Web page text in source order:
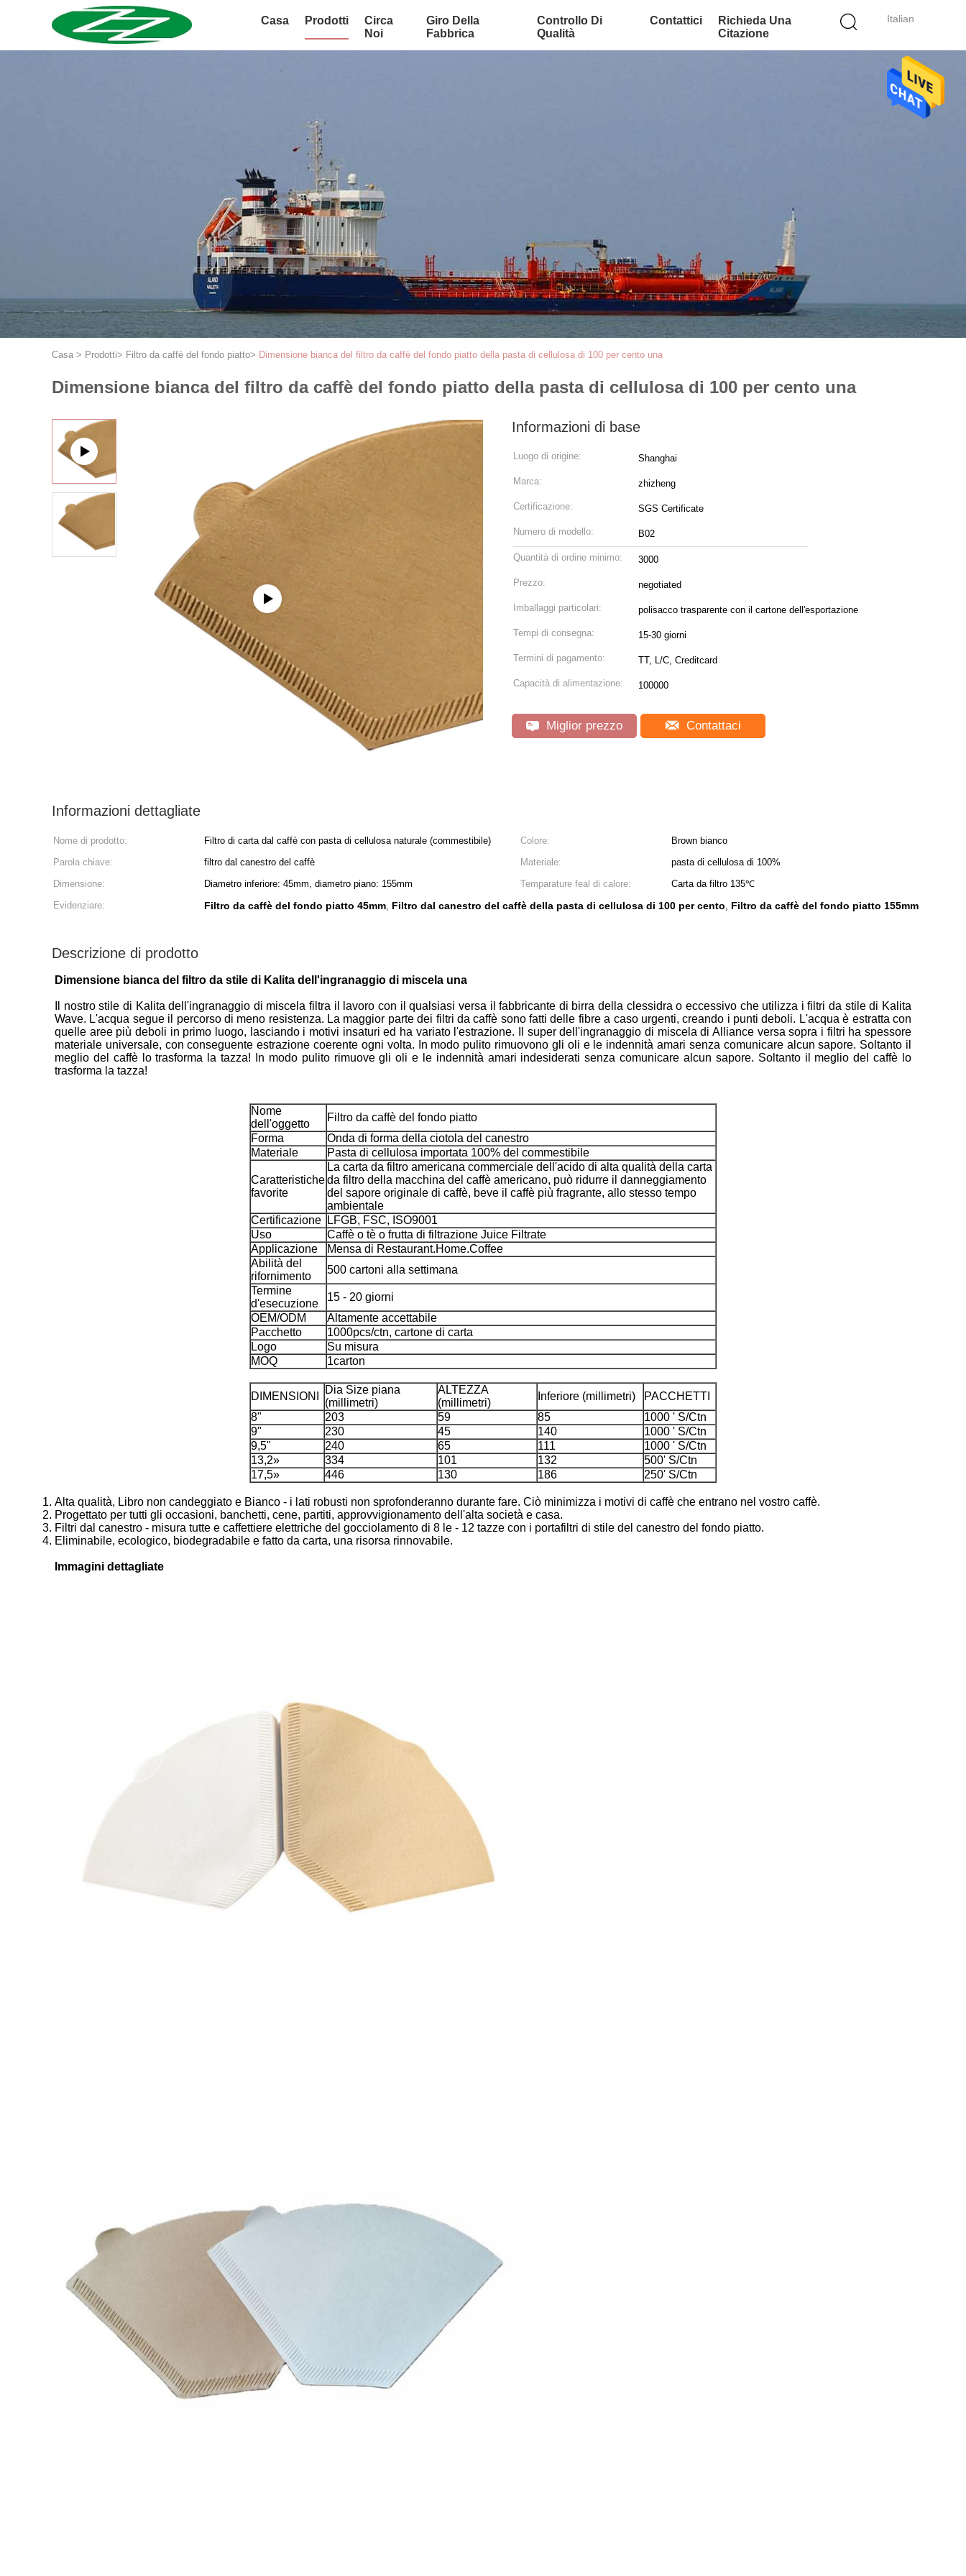
Italian
Casa Prodotti
Circa
Noi
Giro Della
Fabbrica
Controllo Di
Qualità
Contattici
Richieda Una
Citazione
Casa > Prodotti> Filtro da caffè del fondo piatto> Dimensione bianca del filtro da caffè del fondo piatto della pasta di cellulosa di 100 per cento una
Dimensione bianca del filtro da caffè del fondo piatto della pasta di cellulosa di 100 per cento una
Informazioni di base
Luogo di origine: Shanghai
Marca: zhizheng
Certificazione: SGS Certificate
Numero di modello: B02
Quantità di ordine minimo: 3000
Prezzo: negotiated
Imballaggi particolari: polisacco trasparente con il cartone dell'esportazione
Tempi di consegna: 15-30 giorni
Termini di pagamento: TT, L/C, Creditcard
Capacità di alimentazione: 100000
Miglior prezzo Contattaci
Informazioni dettagliate
Nome di prodotto: Filtro di carta dal caffè con pasta di cellulosa naturale (commestibile) Colore:
Brown bianco
Parola chiave:
filtro dal canestro del caffè Materiale:
pasta di cellulosa di 100%
Dimensione:
Diametro inferiore: 45mm, diametro piano: 155mm Temparature feal di calore:
Carta da filtro 135℃
Evidenziare:
Filtro da caffè del fondo piatto 45mm, Filtro dal canestro del caffè della pasta di cellulosa di 100 per cento, Filtro da caffè del fondo piatto 155mm
Descrizione di prodotto
Dimensione bianca del filtro da stile di Kalita dell'ingranaggio di miscela una
Il nostro stile di Kalita dell'ingranaggio di miscela filtra il lavoro con il qualsiasi versa il fabbricante di birra della clessidra o eccessivo che utilizza i filtri da stile di Kalita
Wave. L'acqua segue il percorso di meno resistenza. La maggior parte dei filtri da caffè sono fatti delle fibre a caso urgenti, creando i punti deboli. L'acqua è estratta con
quelle aree più deboli in primo luogo, lasciando i motivi insaturi ed ha variato l'estrazione. Il super dell'ingranaggio di miscela di Alliance versa sopra i filtri ha spessore
materiale universale, con conseguente estrazione coerente ogni volta. In modo pulito rimuovono gli oli e le indennità amari senza comunicare alcun sapore. Soltanto il
meglio del caffè lo trasforma la tazza! In modo pulito rimuove gli oli e le indennità amari indesiderati senza comunicare alcun sapore. Soltanto il meglio del caffè lo
trasforma la tazza!
Nome
dell'oggetto
Filtro da caffè del fondo piatto
Forma
Onda di forma della ciotola del canestro
Materiale
Pasta di cellulosa importata 100% del commestibile
Caratteristiche
favorite
La carta da filtro americana commerciale dell'acido di alta qualità della carta
da filtro della macchina del caffè americano, può ridurre il danneggiamento
del sapore originale di caffè, beve il caffè più fragrante, allo stesso tempo
ambientale
Certificazione
LFGB, FSC, ISO9001
Uso
Caffè o tè o frutta di filtrazione Juice Filtrate
Applicazione
Mensa di Restaurant.Home.Coffee
Abilità del
rifornimento
500 cartoni alla settimana
Termine
d'esecuzione
15 - 20 giorni
OEM/ODM
Altamente accettabile
Pacchetto
1000pcs/ctn, cartone di carta
Logo
Su misura
MOQ
1carton
DIMENSIONI
Dia Size piana
(millimetri)
ALTEZZA
(millimetri)
Inferiore (millimetri)
PACCHETTI
8"
203 59 85
1000 ' S/Ctn
9"
230 45 140
1000 ' S/Ctn
9,5"
240 65 111
1000 ' S/Ctn
13,2»
334 101 132
500' S/Ctn
17,5»
446 130 186 250' S/Ctn
Alta qualità, Libro non candeggiato e Bianco - i lati robusti non sprofonderanno durante fare. Ciò minimizza i motivi di caffè che entrano nel vostro caffè.
Progettato per tutti gli occasioni, banchetti, cene, partiti, approvvigionamento dell'alta società e casa.
Filtri dal canestro - misura tutte e caffettiere elettriche del gocciolamento di 8 le - 12 tazze con i portafiltri di stile del canestro del fondo piatto.
Eliminabile, ecologico, biodegradabile e fatto da carta, una risorsa rinnovabile.
Immagini dettagliate